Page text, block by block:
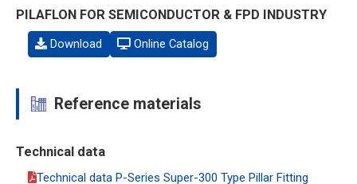
PILAFLON FOR SEMICONDUCTOR & FPD INDUSTRY
Download Online Catalog
Reference materials
Technical data
Technical data P-Series Super-300 Type Pillar Fitting